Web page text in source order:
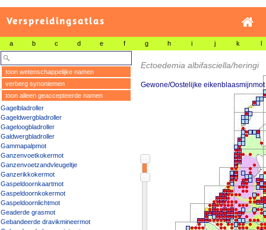
Verspreidingsatlas
a b c d e f g h i j k l
toon wetenschappelijke namen
verberg synoniemen
toon alleen geaccepteerde namen
Gagelbladroller
Gageldwergbladroller
Gageloogbladroller
Galdwergbladroller
Gammapalpmot
Ganzenvoetkokermot
Ganzenvoetzandvleugeltje
Ganzerikkokermot
Gaspeldoornkaartmot
Gaspeldoornkokermot
Gaspeldoornlichtmot
Geaderde grasmot
Gebandeerde dravikmineermot
Ectoedemia albifasciella/heringi
Gewone/Oostelijke eikenblaasmijnmot